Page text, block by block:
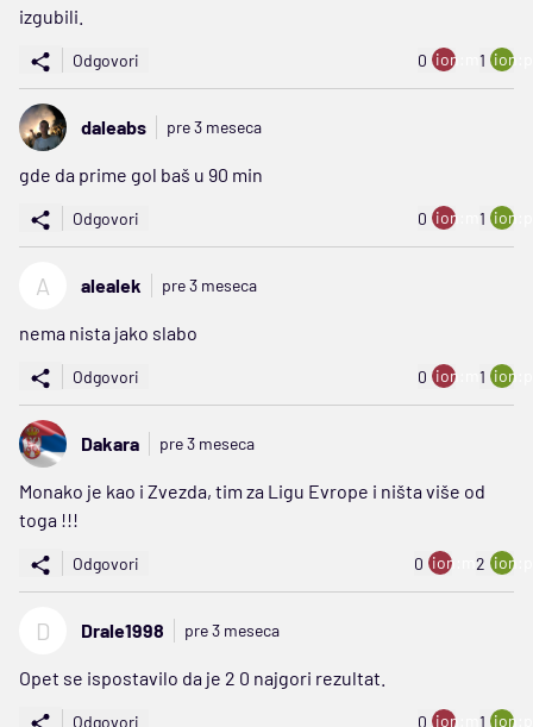
izgubili.
Odgovori 0 ion:minus
1
daleabs pre 3 meseca
gde da prime gol baš u 90 min
Odgovori 0 ion:minus
1
A alealek pre 3 meseca
nema nista jako slabo
Odgovori 0 ion:minus
1
Dakara pre 3 meseca
Monako je kao i Zvezda, tim za Ligu Evrope i ništa više od
toga !!!
Odgovori 0 ion:minus
2
D Drale1998 pre 3 meseca
Opet se ispostavilo da je 2 0 najgori rezultat.
Odgovori 0 ion:minus
1